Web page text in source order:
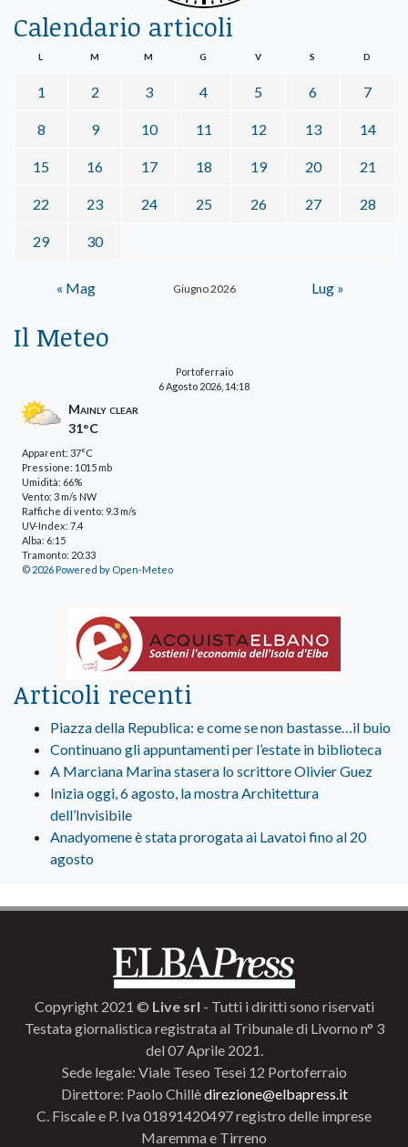
Calendario articoli
Giugno 2026
L M M G V S D
1 2 3 4 5 6 7
8 9 10 11 12 13 14
15 16 17 18 19 20 21
22 23 24 25 26 27 28
29 30
« Mag Lug »
Il Meteo
Portoferraio
6 Agosto 2026, 14:18
Mainly clear
31°C
Apparent: 37°C
Pressione: 1015 mb
Umidità: 66%
Vento: 3 m/s NW
Raffiche di vento: 9.3 m/s
UV-Index: 7.4
Alba: 6:15
Tramonto: 20:33
© 2026 Powered by Open-Meteo
Articoli recenti
Piazza della Republica: e come se non bastasse…il buio
Continuano gli appuntamenti per l’estate in biblioteca
A Marciana Marina stasera lo scrittore Olivier Guez
Inizia oggi, 6 agosto, la mostra Architettura
dell’Invisibile
Anadyomene è stata prorogata ai Lavatoi fino al 20
agosto
Copyright 2021 © Live srl - Tutti i diritti sono riservati
Testata giornalistica registrata al Tribunale di Livorno n° 3
del 07 Aprile 2021.
Sede legale: Viale Teseo Tesei 12 Portoferraio
Direttore: Paolo Chillèdirezione@elbapress.it
C. Fiscale e P. Iva 01891420497 registro delle imprese
Maremma e Tirreno